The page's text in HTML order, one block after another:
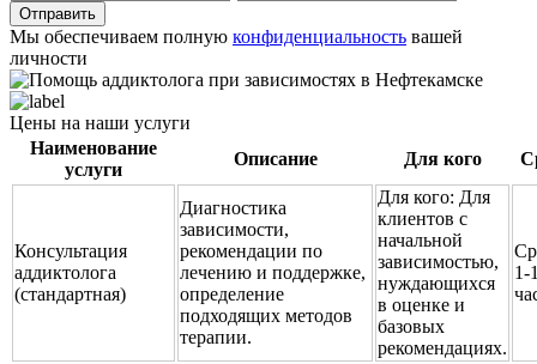
Отправить
Мы обеспечиваем полную конфиденциальность вашей
личности
Цены на наши услуги
Наименование
услуги
Описание Для кого
Консультация
аддиктолога
(стандартная)
Диагностика
зависимости,
рекомендации по
лечению и поддержке,
определение
подходящих методов
терапии.
Для кого: Для
клиентов с
начальной
зависимостью,
нуждающихся
в оценке и
базовых
рекомендациях.
1-